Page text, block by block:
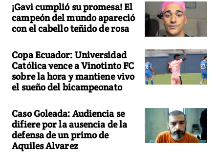
¡Gavi cumplió su promesa! El
campeón del mundo apareció
con el cabello teñido de rosa
Copa Ecuador: Universidad
Católica vence a Vinotinto FC
sobre la hora y mantiene vivo
el sueño del bicampeonato
Caso Goleada: Audiencia se
difiere por la ausencia de la
defensa de un primo de
Aquiles Alvarez